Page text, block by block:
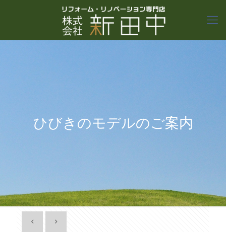
ひびきのモデルのご案内